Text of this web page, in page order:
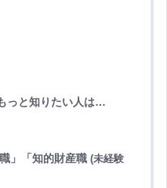
っと知りたい人は…
」「知的財産職 (未経験